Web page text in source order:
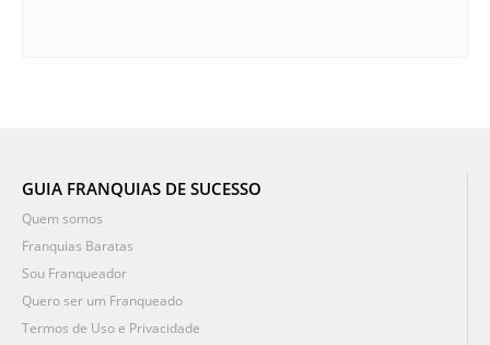
GUIA FRANQUIAS DE SUCESSO
Quem somos
Franquias Baratas
Sou Franqueador
Quero ser um Franqueado
Termos de Uso e Privacidade